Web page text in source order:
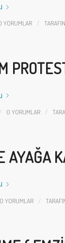
YORUMLAR /
/ 0 YORUMLAR /
AYAĞA
0 YORUMLAR /